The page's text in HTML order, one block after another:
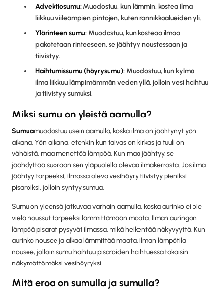
Advektiosumu: Muodostuu, kun lämmin, kostea ilma
liikkuu viileämpien pintojen, kuten rannikkoalueiden yli.
Ylärinteen sumu: Muodostuu, kun kosteaa ilmaa
pakotetaan rinteeseen, se jäähtyy noustessaan ja
tiivistyy.
Haihtumissumu (höyrysumu): Muodostuu, kun kylmä
ilma liikkuu lämpimämmän veden yllä, jolloin vesi haihtuu
ja tiivistyy sumuksi.
Miksi sumu on yleistä aamulla?
‍Sumuamuodostuu usein aamulla, koska ilma on jäähtynyt yön
aikana. Yön aikana, etenkin kun taivas on kirkas ja tuuli on
vähäistä, maa menettää lämpöä. Kun maa jäähtyy, se
jäähdyttää suoraan sen yläpuolella olevaa ilmakerrosta. Jos ilma
jäähtyy tarpeeksi, ilmassa oleva vesihöyry tiivistyy pieniksi
pisaroiksi, jolloin syntyy sumua.
Sumu on yleensä jatkuvaa varhain aamulla, koska aurinko ei ole
vielä noussut tarpeeksi lämmittämään maata. Ilman auringon
lämpöä pisarat pysyvät ilmassa, mikä heikentää näkyvyyttä. Kun
aurinko nousee ja alkaa lämmittää maata, ilman lämpötila
nousee, jolloin sumu haihtuu pisaroiden haihtuessa takaisin
näkymättömäksi vesihöyryksi.
Mitä eroa on sumulla ja sumulla?